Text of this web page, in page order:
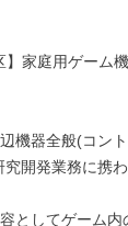
】家庭用ゲーム
機器全般(コン
開発業務に携
としてゲーム